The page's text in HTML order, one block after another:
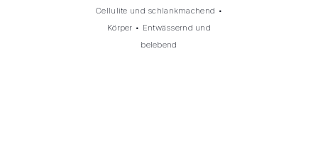
Cellulite und schlankmachend •
Körper • Entwässernd und
belebend